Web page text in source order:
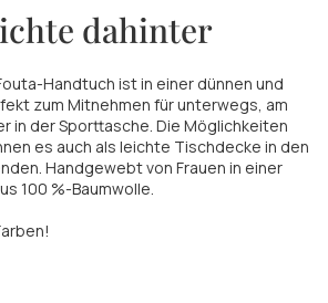
dahinter
Handtuch ist in einer dünnen und
zum Mitnehmen für unterwegs, am
in der Sporttasche. Die Möglichkeiten
es auch als leichte Tischdecke in den
Handgewebt von Frauen in einer
100 %-Baumwolle.